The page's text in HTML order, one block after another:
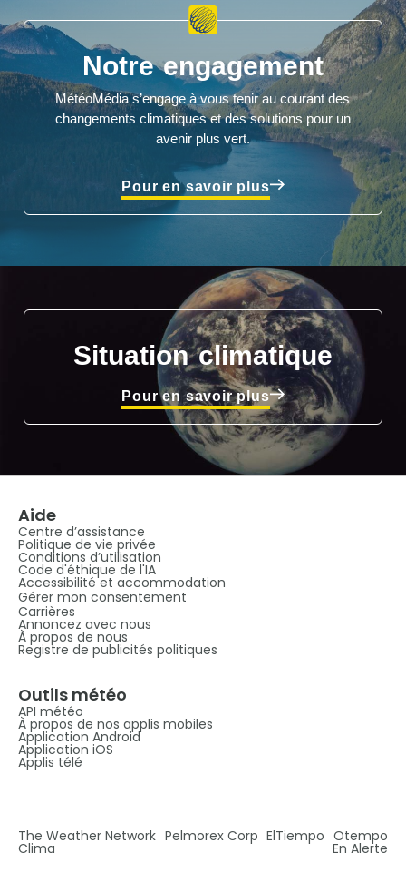
Notre engagement
MétéoMédia s’engage à vous tenir au courant des
changements climatiques et des solutions pour un
avenir plus vert.
Pour en savoir plus
Situation climatique
Pour en savoir plus
Aide
Centre d’assistance
Politique de vie privée
Conditions d’utilisation
Code d'éthique de l'IA
Accessibilité et accommodation
Gérer mon consentement
Carrières
Annoncez avec nous
À propos de nous
Registre de publicités politiques
Outils météo
API météo
À propos de nos applis mobiles
Application Android
Application iOS
Applis télé
The Weather Network Pelmorex Corp ElTiempo Otempo
Clima En Alerte